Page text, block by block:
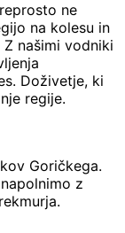
ne
na kolesu in
našimi vodniki
Doživetje, ki
regije.
Goričkega.
z